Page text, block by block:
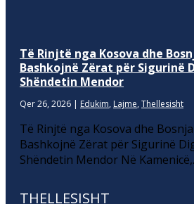
Të Rinjtë nga Kosova dhe
Bashkojnë Zërat për Sigurinë
Shëndetin Mendor
Qer 26, 2026 | Edukim, Lajme, Thellesisht
Të Rinjtë nga Kosova dhe
Bashkojnë Zërat për Sigurinë
Shëndetin Mendor Në
THELLESISHT